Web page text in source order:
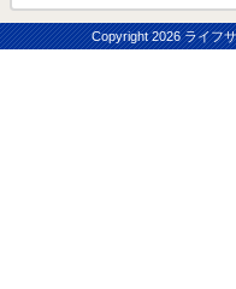
Copyright2026 ライフ